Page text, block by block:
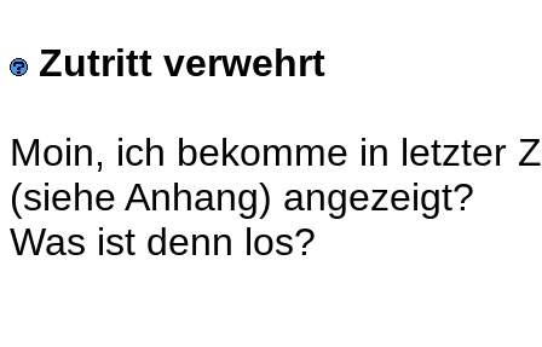
Zutritt verwehrt
Moin, ich bekomme in letzter
(siehe Anhang) angezeigt?
Was ist denn los?